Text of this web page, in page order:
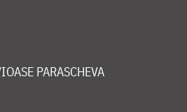
PARASCHEVA